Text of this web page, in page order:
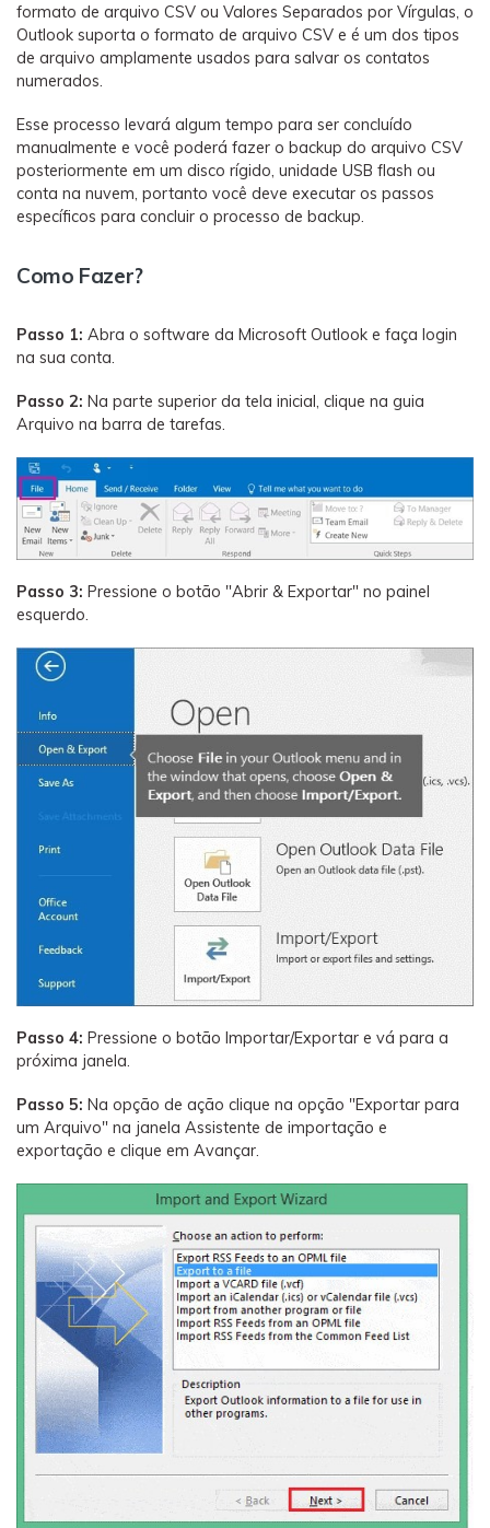
formato de arquivo CSV ou Valores Separados por Vírgulas, o
Outlook suporta o formato de arquivo CSV e é um dos tipos
de arquivo amplamente usados para salvar os contatos
numerados.
Esse processo levará algum tempo para ser concluído
manualmente e você poderá fazer o backup do arquivo CSV
posteriormente em um disco rígido, unidade USB flash ou
conta na nuvem, portanto você deve executar os passos
específicos para concluir o processo de backup.
Como Fazer?
Passo 1: Abra o software da Microsoft Outlook e faça login
na sua conta.
Passo 2: Na parte superior da tela inicial, clique na guia
Arquivo na barra de tarefas.
Passo 3: Pressione o botão "Abrir & Exportar" no painel
esquerdo.
Passo 4: Pressione o botão Importar/Exportar e vá para a
próxima janela.
Passo 5: Na opção de ação clique na opção "Exportar para
um Arquivo" na janela Assistente de importação e
exportação e clique em Avançar.